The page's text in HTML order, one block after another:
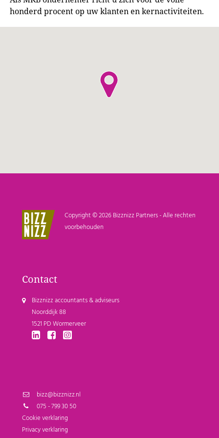
honderd procent op uw klanten en kernactiviteiten.
Copyright © 2026 Bizznizz Partners - Alle rechten
voorbehouden
Contact
Bizznizz accountants & adviseurs
Noorddijk 88
1521 PD Wormerveer
bizz@bizznizz.nl
075 - 799 30 50
Cookie verklaring
Privacy verklaring